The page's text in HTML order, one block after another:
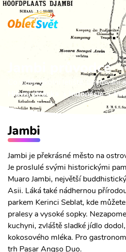
Jambi průvodce
Co vidět, okolní letiště, ubytování
Hlavní stránka
Indonésie
Jambi
Jambi je překrásné město na
Je proslulé svými historickými
Muaro Jambi, největší
Asii. Láká také nádhernou
parkem Kerinci Seblat, kde
pralesy a vysoké sopky.
kuchyni, zvláště sladké jídlo
kokosového mléka. Pro
trh Pasar Angso Duo.